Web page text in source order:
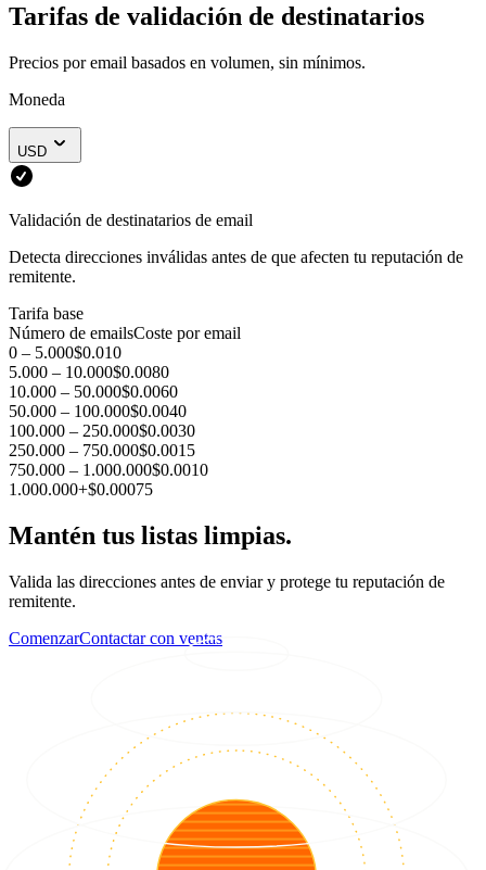
Tarifas de validación de destinatarios
Precios por email basados en volumen, sin mínimos.
Moneda
USD
Validación de destinatarios de email
Detecta direcciones inválidas antes de que afecten tu reputación de
remitente.
Tarifa base
Número de emailsCoste por email
0 – 5.000$0.010
5.000 – 10.000$0.0080
10.000 – 50.000$0.0060
50.000 – 100.000$0.0040
100.000 – 250.000$0.0030
250.000 – 750.000$0.0015
750.000 – 1.000.000$0.0010
1.000.000+$0.00075
Mantén tus listas limpias.
Valida las direcciones antes de enviar y protege tu reputación de
remitente.
ComenzarContactar con ventas